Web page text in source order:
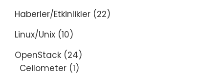
Haberler/Etkinlikler (22)
Linux/Unix (10)
OpenStack (24)
Ceilometer (1)